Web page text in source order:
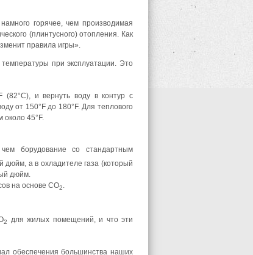
горячее, чем производимая
(плинтусного) отопления. Как
правила игры».
при эксплуатации. Это
(82°С), и вернуть воду в контур с
от 150°F до 180°F. Для теплового
45°F.
борудование со стандартным
дюйм, а в охладителе газа (который
дюйм.
на основе CO2
2
для жилых помещений, и что эти
обеспечения большинства наших